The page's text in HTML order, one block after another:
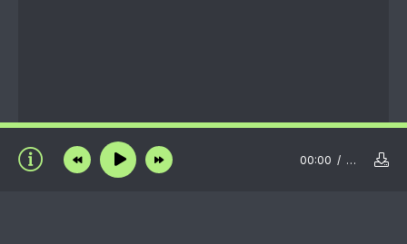
00:00 …